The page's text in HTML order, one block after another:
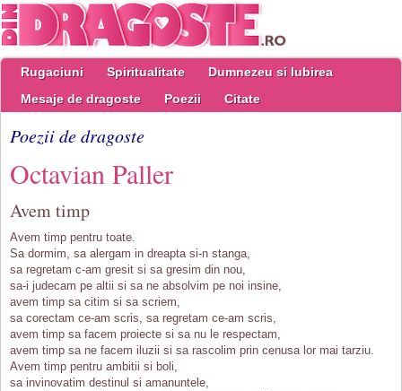
Rugaciuni Spiritualitate
Dumnezeu si Iubirea
Mesaje de dragoste
Poezii Citate
Poezii de dragoste
Octavian Paller
Avem timp
Avem timp pentru toate.
Sa dormim, sa alergam in dreapta si-n stanga,
sa regretam c-am gresit si sa gresim din nou,
sa-i judecam pe altii si sa ne absolvim pe noi insine,
avem timp sa citim si sa scriem,
sa corectam ce-am scris, sa regretam ce-am scris,
avem timp sa facem proiecte si sa nu le respectam,
avem timp sa ne facem iluzii si sa rascolim prin cenusa lor mai tarziu.
Avem timp pentru ambitii si boli,
sa invinovatim destinul si amanuntele,